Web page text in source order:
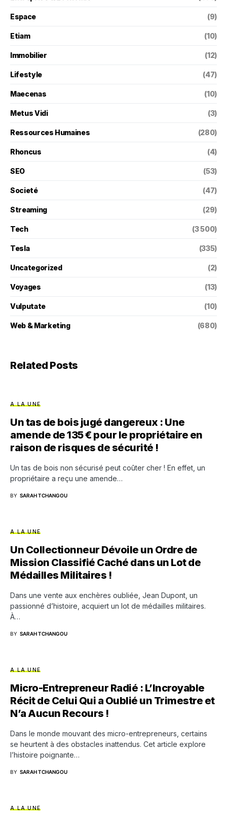
Espace (9)
Etiam (10)
Immobilier (12)
Lifestyle (47)
Maecenas (10)
Metus Vidi (3)
Ressources Humaines (280)
Rhoncus (4)
SEO (53)
Societé (47)
Streaming (29)
Tech (3 500)
Tesla (335)
Uncategorized (2)
Voyages (13)
Vulputate (10)
Web & Marketing (680)
Related Posts
A LA UNE
Un tas de bois jugé dangereux : Une
amende de 135 € pour le propriétaire en
raison de risques de sécurité !
Un tas de bois non sécurisé peut coûter cher ! En effet, un
propriétaire a reçu une amende…
BY SARAH TCHANGOU
A LA UNE
Un Collectionneur Dévoile un Ordre de
Mission Classifié Caché dans un Lot de
Médailles Militaires !
Dans une vente aux enchères oubliée, Jean Dupont, un
passionné d’histoire, acquiert un lot de médailles militaires.
À…
BY SARAH TCHANGOU
A LA UNE
Micro-Entrepreneur Radié : L’Incroyable
Récit de Celui Qui a Oublié un Trimestre et
N’a Aucun Recours !
Dans le monde mouvant des micro-entrepreneurs, certains
se heurtent à des obstacles inattendus. Cet article explore
l’histoire poignante…
BY SARAH TCHANGOU
A LA UNE